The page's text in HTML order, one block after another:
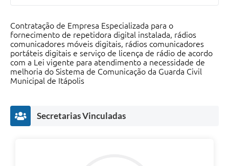
Arquivos para Download
Carta de Serviços
Notícias
Galeria de Vídeos
Contratação de Empresa Especializada para o
fornecimento de repetidora digital instalada, rádios
comunicadores móveis digitais, rádios comunicadores
portáteis digitais e serviço de licença de rádio de acordo
com a Lei vigente para atendimento a necessidade de
melhoria do Sistema de Comunicação da Guarda Civil
Municipal de Itápolis
Secretarias Vinculadas